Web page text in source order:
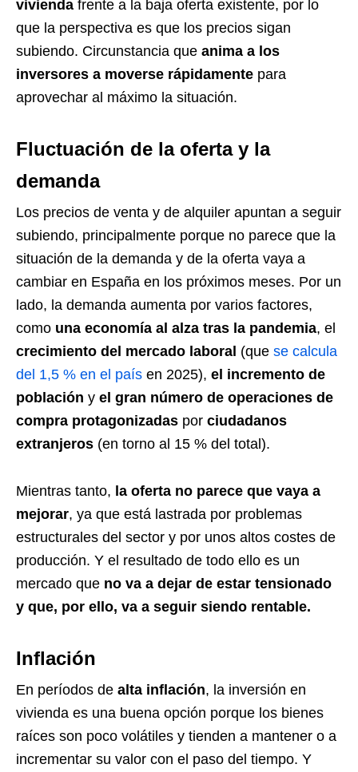
vivienda frente a la baja oferta existente, por lo
que la perspectiva es que los precios sigan
subiendo. Circunstancia que anima a los
inversores a moverse rápidamente para
aprovechar al máximo la situación.
Fluctuación de la oferta y la
demanda
Los precios de venta y de alquiler apuntan a seguir
subiendo, principalmente porque no parece que la
situación de la demanda y de la oferta vaya a
cambiar en España en los próximos meses. Por un
lado, la demanda aumenta por varios factores,
como una economía al alza tras la pandemia, el
crecimiento del mercado laboral (que se calcula
del 1,5 % en el país en 2025), el incremento de
población y el gran número de operaciones de
compra protagonizadas por ciudadanos
extranjeros (en torno al 15 % del total).
Mientras tanto, la oferta no parece que vaya a
mejorar, ya que está lastrada por problemas
estructurales del sector y por unos altos costes de
producción. Y el resultado de todo ello es un
mercado que no va a dejar de estar tensionado
y que, por ello, va a seguir siendo rentable.
Inflación
En períodos de alta inflación, la inversión en
vivienda es una buena opción porque los bienes
raíces son poco volátiles y tienden a mantener o a
incrementar su valor con el paso del tiempo. Y